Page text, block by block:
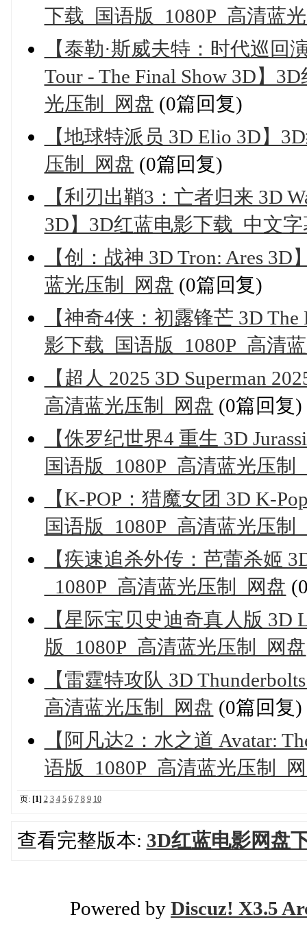
下载_国语版_1080P_高清蓝
【泰勒·斯威夫特：时代巡回
Tour - The Final Show‎ 3D】
光压制_网盘 (0篇回复)
【地球特派员 3D Elio 3D】
压制_网盘 (0篇回复)
【利刃出鞘3：亡者归来 3D
3D】3D红蓝电影下载_中文
【创：战神 3D Tron: Ares
蓝光压制_网盘 (0篇回复)
【神奇4侠：初露锋芒 3D
影下载_国语版_1080P_高清
【超人 2025 3D Superman
高清蓝光压制_网盘 (0篇回复)
【侏罗纪世界4 重生 3D
国语版_1080P_高清蓝光压制
【K-POP：猎魔女团 3D K-
国语版_1080P_高清蓝光压制
【疾速追杀外传：芭蕾杀姬
_1080P_高清蓝光压制_网盘
【星际宝贝史迪奇真人版
版_1080P_高清蓝光压制_网盘
【雷霆特攻队 3D
高清蓝光压制_网盘 (0篇回复)
【阿凡达2：水之道 Avatar:
语版_1080P_高清蓝光压制_
页: [1] 2 3 4 5 6 7 8 9 10
查看完整版本: 3D红蓝电影网盘
Powered by Discuz! X3.5